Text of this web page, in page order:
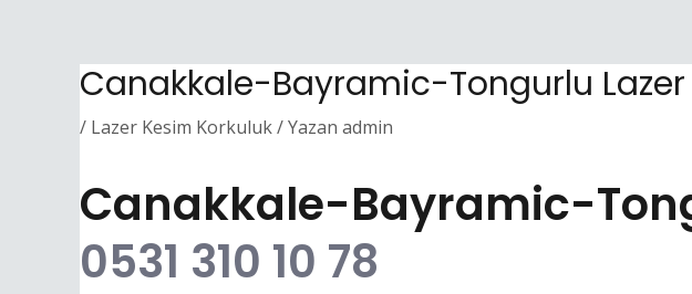
Canakkale-Bayramic-Tongurlu Lazer
/ Lazer Kesim Korkuluk/ Yazan admin
Canakkale-Bayramic-
0531 310 10 78